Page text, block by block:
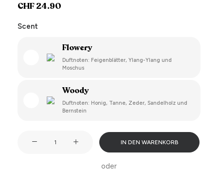
CHF24.90
Scent
Flowery
Duftnoten: Feigenblätter, Ylang-Ylang und
Moschus
Woody
Duftnoten: Honig, Tanne, Zeder, Sandelholz und
Bernstein
IN DEN WARENKORB
oder